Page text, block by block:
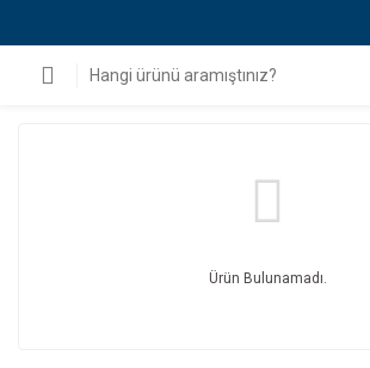
Ürün Bulunamadı.